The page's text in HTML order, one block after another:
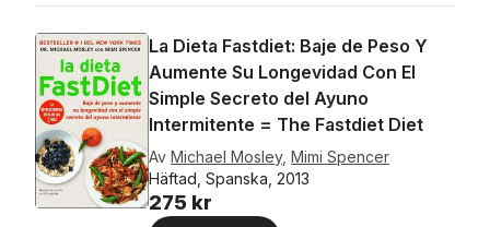
La Dieta Fastdiet: Baje de Peso Y
Aumente Su Longevidad Con El
Simple Secreto del Ayuno
Intermitente = The Fastdiet Diet
Av Michael Mosley, Mimi Spencer
Häftad, Spanska, 2013
275 kr